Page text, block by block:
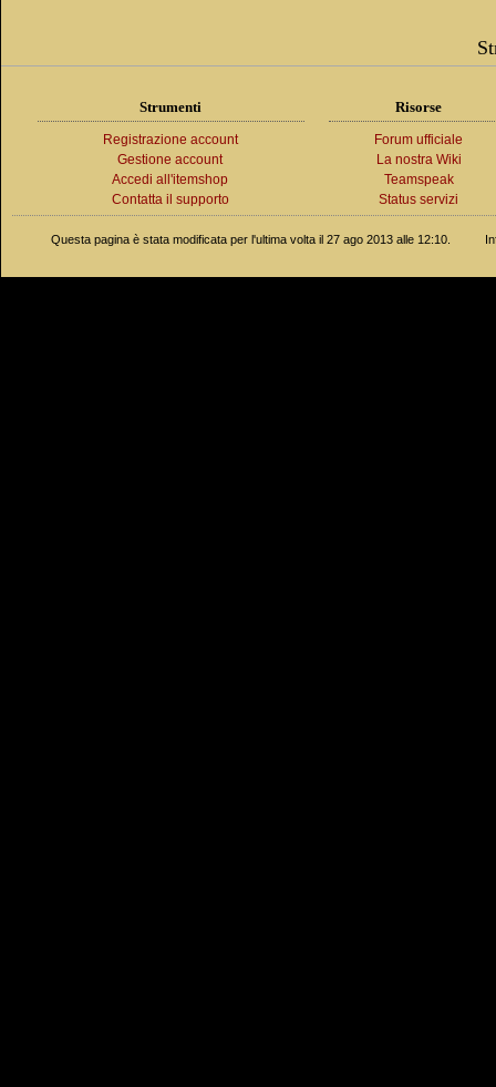
Strumenti
Registrazione account
Gestione account
Accedi all'itemshop
Contatta il supporto
Risorse
Forum ufficiale
La nostra Wiki
Teamspeak
Status servizi
Questa pagina è stata modificata per l'ultima volta il 27 ago 2013 alle 12:10.